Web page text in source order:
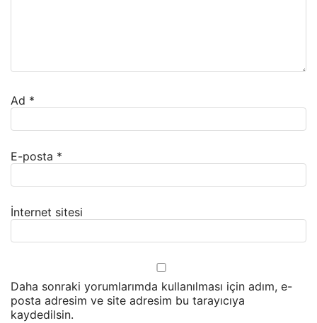
Ad *
E-posta *
İnternet sitesi
Daha sonraki yorumlarımda kullanılması için adım, e-
posta adresim ve site adresim bu tarayıcıya
kaydedilsin.